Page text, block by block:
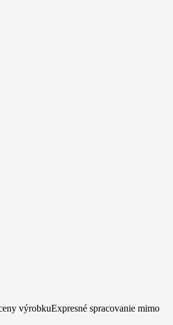
výrobkuExpresné spracovanie mimo